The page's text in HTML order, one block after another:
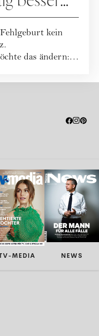
kein
das ändern:
MEDIA NEWS